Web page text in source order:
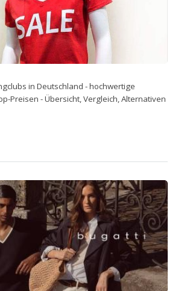
in Deutschland - hochwertige
Preisen - Übersicht, Vergleich, Alternativen